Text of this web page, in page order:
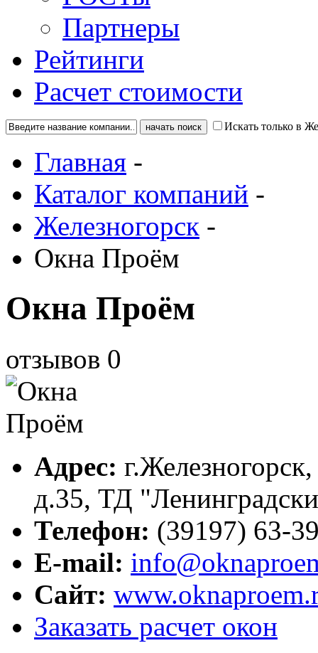
Партнеры
Рейтинги
Расчет стоимости
Искать только в
Главная -
Каталог компаний -
Железногорск -
Окна Проём
Окна Проём
отзывов 0
Адрес: г.Железногорск
д.35, ТД
Телефон: (39197) 63-
E-mail:
Сайт:
Заказать расчет окон